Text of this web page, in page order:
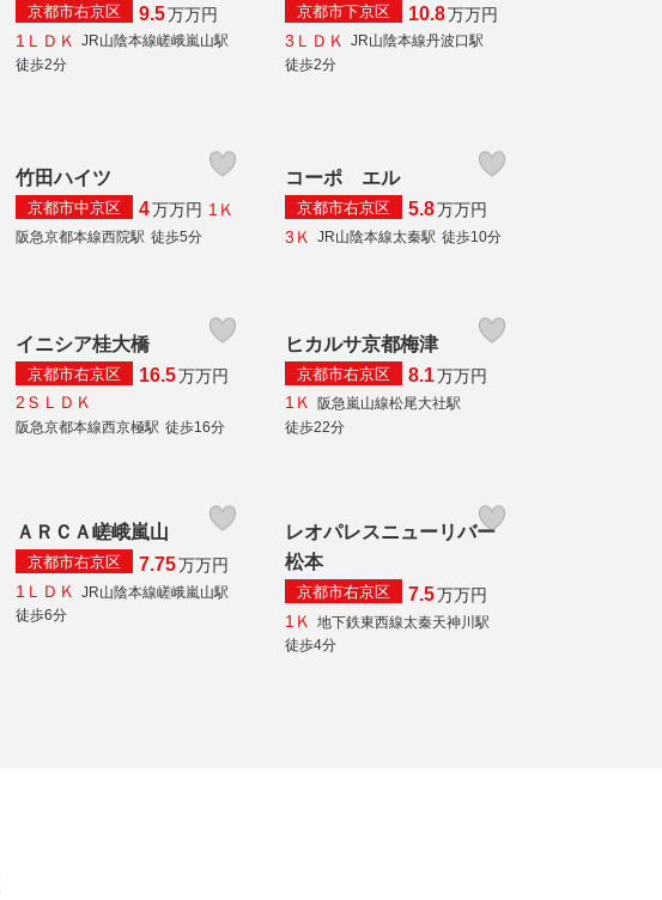
京都市右京区 9.5万万円
1ＬＤＫ
JR山陰本線嵯峨嵐山駅
徒歩2分
京都市下京区 10.8万万円
3ＬＤＫ
JR山陰本線丹波口駅
徒歩2分
竹田ハイツ
京都市中京区 4万万円 1Ｋ
阪急京都本線西院駅 徒歩5分
コーポ エル
京都市右京区 5.8万万円
3Ｋ
JR山陰本線太秦駅 徒歩10分
イニシア桂大橋
京都市右京区 16.5万万円
2ＳＬＤＫ
阪急京都本線西京極駅 徒歩16分
ヒカルサ京都梅津
京都市右京区 8.1万万円
1Ｋ 阪急嵐山線松尾大社駅
徒歩22分
ＡＲＣＡ嵯峨嵐山
京都市右京区 7.75万万円
1ＬＤＫ
JR山陰本線嵯峨嵐山駅
徒歩6分
レオパレスニューリバー
松本
京都市右京区 7.5万万円
1Ｋ
地下鉄東西線太秦天神川駅
徒歩4分